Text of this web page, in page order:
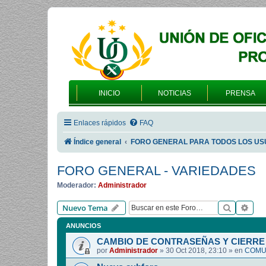
INICIO NOTICIAS PRENSA
Enlaces rápidos FAQ
Índice general FORO GENERAL PARA TODOS LOS
FORO GENERAL - VARIEDADES
Moderador: Administrador
Nuevo Tema Buscar
ANUNCIOS
CAMBIO DE CONTRASEÑAS Y
por Administrador » 30 Oct 2018, 23:10 » en